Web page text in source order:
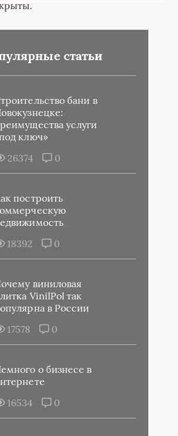
статьи
бани в
услуги
ключ»
26374
0
построить
18392
0
виниловая
VinilPol так
в России
17578
0
о бизнесе в
16534
0